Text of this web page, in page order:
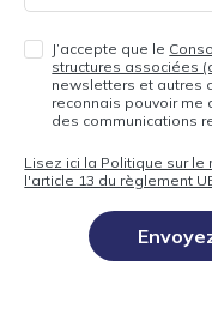
J’accepte que le
structures associées
newsletters et autres
reconnais pouvoir me
des communications
Lisez ici la Politique sur
l'article 13 du règlement